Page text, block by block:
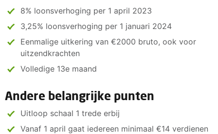
8% loonsverhoging per 1 april 2023
3,25% loonsverhoging per 1 januari 2024
Eenmalige uitkering van €2000 bruto, ook voor
uitzendkrachten
Volledige 13e maand
Andere belangrijke punten
Uitloop schaal 1 trede erbij
Vanaf 1 april gaat iedereen minimaal €14 verdienen